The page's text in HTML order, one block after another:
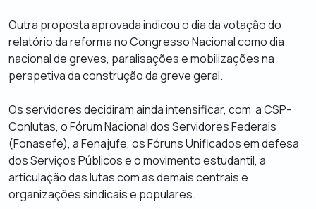
Outra proposta aprovada indicou o dia da votação do
relatório da reforma no Congresso Nacional como dia
nacional de greves, paralisações e mobilizações na
perspetiva da construção da greve geral.
Os servidores decidiram ainda intensificar, com a CSP-
Conlutas, o Fórum Nacional dos Servidores Federais
(Fonasefe), a Fenajufe, os Fóruns Unificados em defesa
dos Serviços Públicos e o movimento estudantil, a
articulação das lutas com as demais centrais e
organizações sindicais e populares.